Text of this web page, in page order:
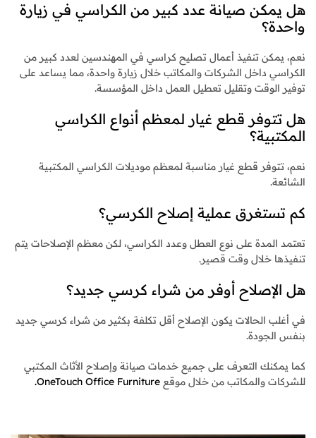
هل يمكن صيانة عدد كبير من الكراسي في زيارة
واحدة؟
نعم، يمكن تنفيذ أعمال تصليح كراسي في المهندسين لعدد كبير من
الكراسي داخل الشركات والمكاتب خلال زيارة واحدة، مما يساعد على
توفير الوقت وتقليل تعطيل العمل داخل المؤسسة.
هل تتوفر قطع غيار لمعظم أنواع الكراسي
المكتبية؟
نعم، تتوفر قطع غيار مناسبة لمعظم موديلات الكراسي المكتبية
الشائعة.
كم تستغرق عملية إصلاح الكرسي؟
تعتمد المدة على نوع العطل وعدد الكراسي، لكن معظم الإصلاحات يتم
تنفيذها خلال وقت قصير.
هل الإصلاح أوفر من شراء كرسي جديد؟
في أغلب الحالات يكون الإصلاح أقل تكلفة بكثير من شراء كرسي جديد
بنفس الجودة.
كما يمكنك التعرف على جميع خدمات صيانة وإصلاح الأثاث المكتبي
للشركات والمكاتب من خلال موقع OneTouch Office Furniture.